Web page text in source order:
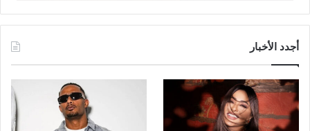
أجدد الأخبار